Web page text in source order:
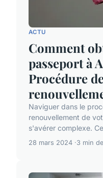
ACTU
Comment
passeport à
Procédure
Naviguer dans le
renouvellement de
s'avérer complexe.
28 mars 2024 3 min